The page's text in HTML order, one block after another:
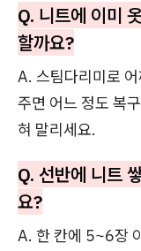
Q. 니트에 이미
할까요?
A. 스팀다리미로
주면 어느 정도 복
혀 말리세요.
Q. 선반에 니트
요?
A. 한 칸에 5~6장